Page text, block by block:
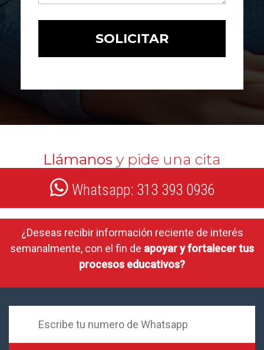
Llámanos y pide una cita
Whatsapp: 313 393 0936
¿Deseas recibir información reciente de interés
semanalmente, con el fin de apoyar y fortalecer tus
procesos educativos?